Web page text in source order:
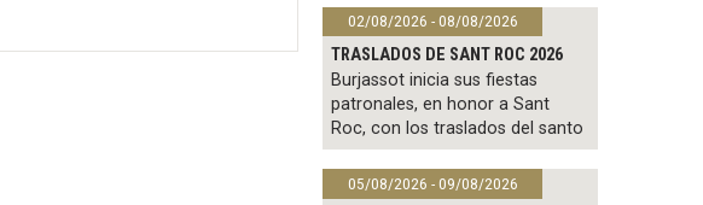
02/08/2026 - 08/08/2026
TRASLADOS DE SANT ROC 2026
Burjassot inicia sus fiestas
patronales, en honor a Sant
Roc, con los traslados del santo
05/08/2026 - 09/08/2026